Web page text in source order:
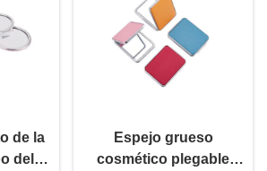
de la
del
Espejo grueso
cosmético plegable